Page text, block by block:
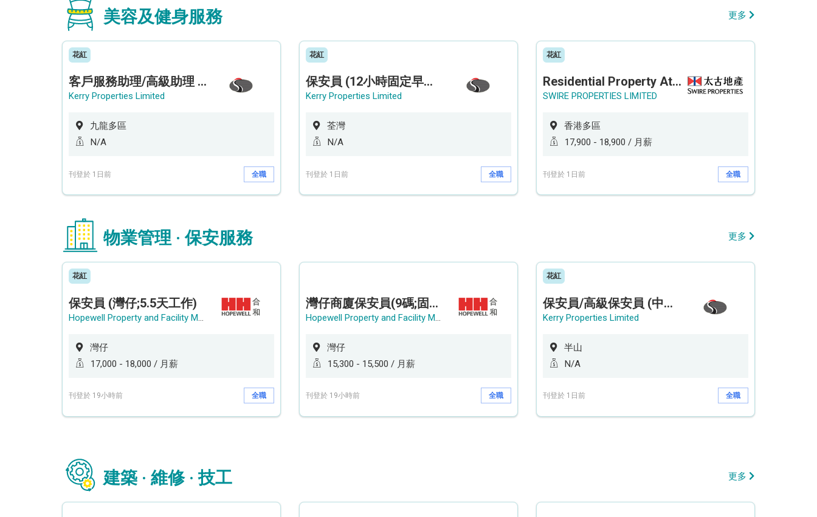
美容及健身服務 更多
花紅
客戶服務助理/高級助理 (何文田住宅)
Kerry Properties Limited
九龍多區
N/A
刊登於 1日前 全職
花紅
保安員 (12小時固定早更/夜更) (荃灣深井住宅|設穿梭巴士)
Kerry Properties Limited
荃灣
N/A
刊登於 1日前 全職
花紅
Residential Property Attendant 住宅物業管理員
SWIRE PROPERTIES LIMITED
香港多區
17,900 - 18,900 / 月薪
刊登於 1日前 全職
物業管理 · 保安服務 更多
花紅
保安員 (灣仔;5.5天工作)
Hopewell Property and Facility Management Ltd. 合和物業及設施管理有限公司
灣仔
17,000 - 18,000 / 月薪
刊登於 19小時前 全職
灣仔商廈保安員(9碼;固定中班)
Hopewell Property and Facility Management Ltd. 合和物業及設施管理有限公司
灣仔
15,300 - 15,500 / 月薪
刊登於 19小時前 全職
花紅
保安員/高級保安員 (中環半山住宅 - 9/12小時)
Kerry Properties Limited
半山
N/A
刊登於 1日前 全職
建築 · 維修 · 技工 更多